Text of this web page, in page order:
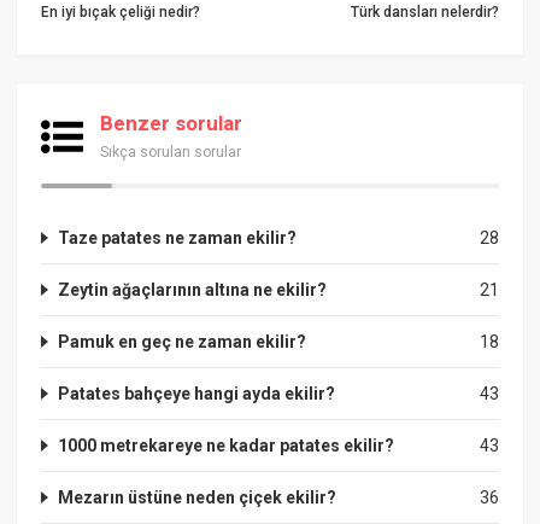
En iyi bıçak çeliği nedir? Türk dansları nelerdir?
Benzer sorular
Sıkça sorulan sorular
28
Taze patates ne zaman ekilir?
21
Zeytin ağaçlarının altına ne ekilir?
18
Pamuk en geç ne zaman ekilir?
43
Patates bahçeye hangi ayda ekilir?
43
1000 metrekareye ne kadar patates ekilir?
36
Mezarın üstüne neden çiçek ekilir?